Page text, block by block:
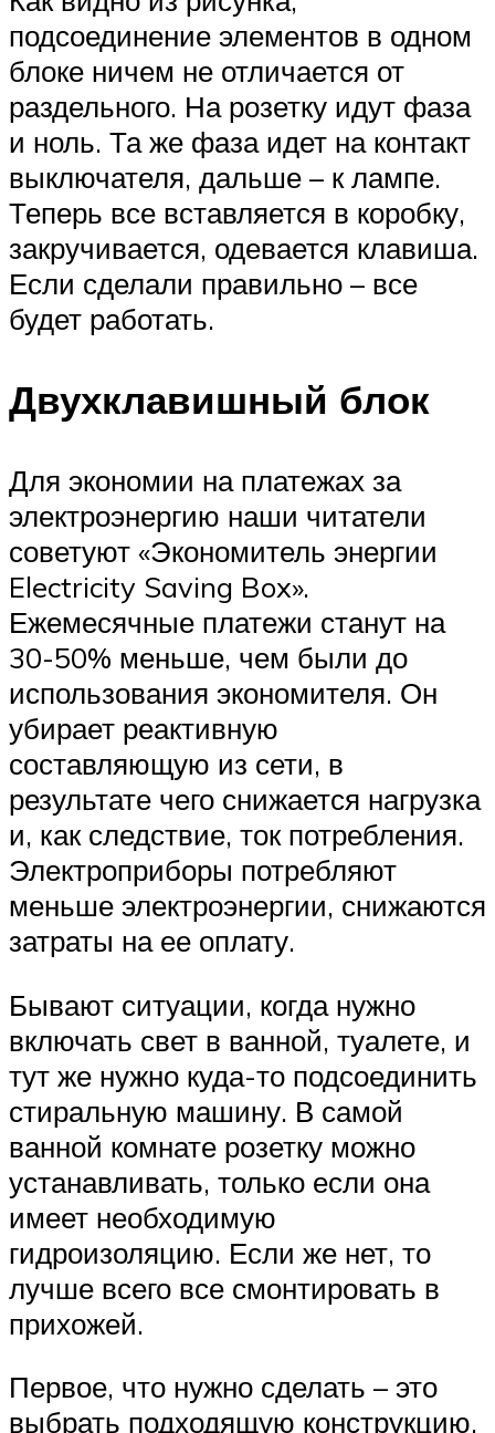
подсоединение элементов в одном
блоке ничем не отличается от
раздельного. На розетку идут фаза
и ноль. Та же фаза идет на контакт
выключателя, дальше – к лампе.
Теперь все вставляется в коробку,
закручивается, одевается клавиша.
Если сделали правильно – все
будет работать.
Двухклавишный блок
Для экономии на платежах за
электроэнергию наши читатели
советуют «Экономитель энергии
Electricity Saving Box».
Ежемесячные платежи станут на
30-50% меньше, чем были до
использования экономителя. Он
убирает реактивную
составляющую из сети, в
результате чего снижается нагрузка
и, как следствие, ток потребления.
Электроприборы потребляют
меньше электроэнергии, снижаются
затраты на ее оплату.
Бывают ситуации, когда нужно
включать свет в ванной, туалете, и
тут же нужно куда-то подсоединить
стиральную машину. В самой
ванной комнате розетку можно
устанавливать, только если она
имеет необходимую
гидроизоляцию. Если же нет, то
лучше всего все смонтировать в
прихожей.
Первое, что нужно сделать – это
выбрать подходящую конструкцию.